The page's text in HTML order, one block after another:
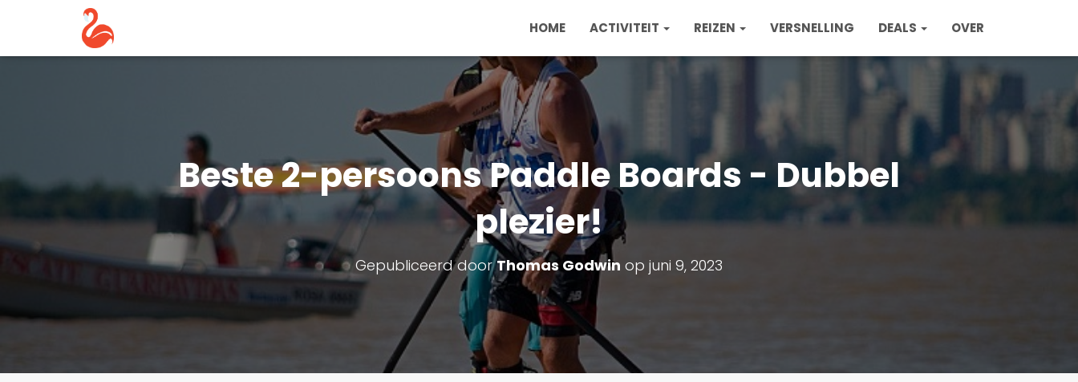
HOME ACTIVITEIT REIZEN VERSNELLING DEALS OVER
Beste 2-persoons Paddle Boards - Dubbel
plezier!
Gepubliceerd doorThomas Godwin op juni 9, 2023